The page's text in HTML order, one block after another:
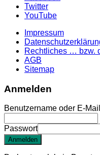
Twitter
YouTube
Impressum
Rechtliches … bzw.
AGB
Sitemap
Anmelden
Benutzername oder E-
Passwort
Anmelden